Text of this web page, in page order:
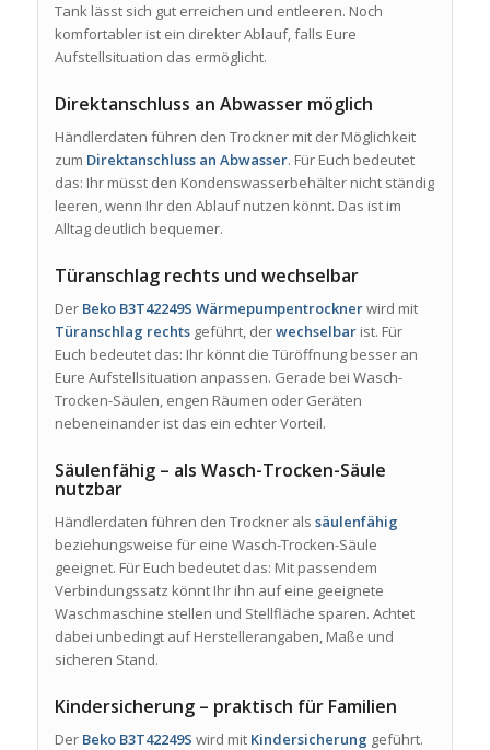
Tank lässt sich gut erreichen und entleeren. Noch
komfortabler ist ein direkter Ablauf, falls Eure
Aufstellsituation das ermöglicht.
Direktanschluss an Abwasser möglich
Händlerdaten führen den Trockner mit der Möglichkeit
zum Direktanschluss an Abwasser. Für Euch bedeutet
das: Ihr müsst den Kondenswasserbehälter nicht ständig
leeren, wenn Ihr den Ablauf nutzen könnt. Das ist im
Alltag deutlich bequemer.
Türanschlag rechts und wechselbar
Der Beko B3T42249S Wärmepumpentrocknerwird mit
Türanschlag rechtsgeführt, derwechselbarist. Für
Euch bedeutet das: Ihr könnt die Türöffnung besser an
Eure Aufstellsituation anpassen. Gerade bei Wasch-
Trocken-Säulen, engen Räumen oder Geräten
nebeneinander ist das ein echter Vorteil.
Säulenfähig – als Wasch-Trocken-Säule
nutzbar
Händlerdaten führen den Trockner als säulenfähig
beziehungsweise für eine Wasch-Trocken-Säule
geeignet. Für Euch bedeutet das: Mit passendem
Verbindungssatz könnt Ihr ihn auf eine geeignete
Waschmaschine stellen und Stellfläche sparen. Achtet
dabei unbedingt auf Herstellerangaben, Maße und
sicheren Stand.
Kindersicherung – praktisch für Familien
Der Beko B3T42249S wird mit Kindersicherung geführt.